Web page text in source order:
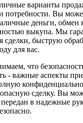
варианты
потребности. Вы
деньги, обмен
выкупа. Мы
сделки, быструю
для вас.
что
- важные аспекты
сделку. Вы
в надежные